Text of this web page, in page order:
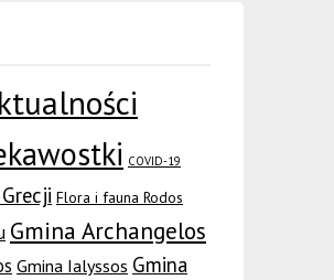
COVID-19
Flora i fauna Rodos
Gmina Archangelos
Gmina Ialyssos Gmina